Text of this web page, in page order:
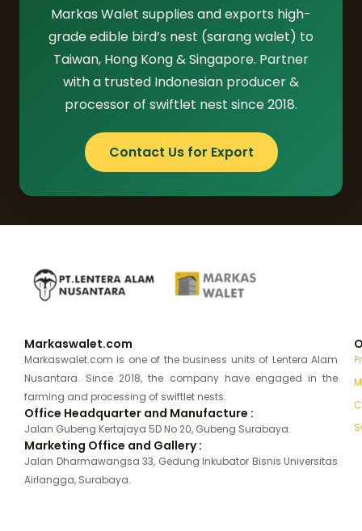
Markas Walet supplies and exports high-
grade edible bird’s nest (sarang walet) to
Taiwan, Hong Kong & Singapore. Partner
with a trusted Indonesian producer &
processor of swiftlet nest since 2018.
Contact Us for Export
Markaswalet.com
Markaswalet.com is one of the business units of Lentera Alam
Nusantara. Since 2018, the company have engaged in the
farming and processing of swiftlet nests.
Office Headquarter and Manufacture :
Jalan Gubeng Kertajaya 5D No 20, Gubeng Surabaya.
Marketing Office and Gallery :
Jalan Dharmawangsa 33, Gedung Inkubator Bisnis Universitas
Airlangga, Surabaya.